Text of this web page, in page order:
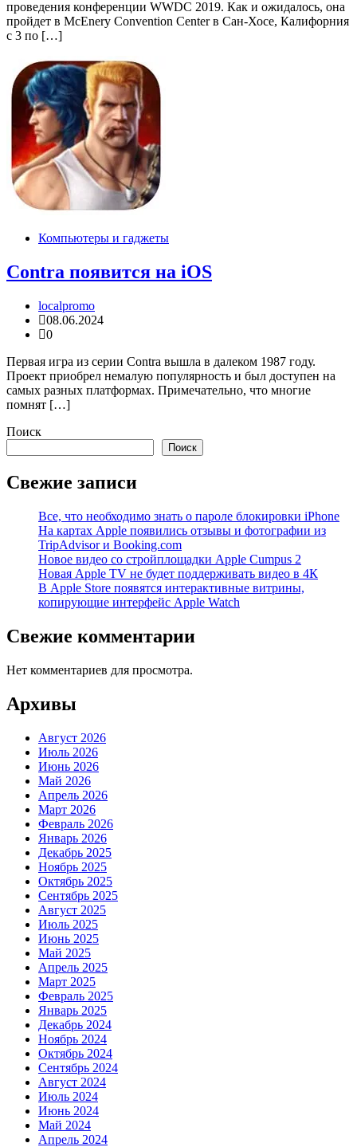
проведения конференции WWDC 2019. Как и ожидалось, она
пройдет в McEnery Convention Center в Сан-Хосе, Калифорния
с 3 по […]
Компьютеры и гаджеты
Contra появится на iOS
localpromo
08.06.2024
0
Первая игра из серии Contra вышла в далеком 1987 году.
Проект приобрел немалую популярность и был доступен на
самых разных платформах. Примечательно, что многие
помнят […]
Поиск
Поиск
Свежие записи
Все, что необходимо знать о пароле блокировки iPhone
На картах Apple появились отзывы и фотографии из
TripAdvisor и Booking.com
Новое видео со стройплощадки Apple Cumpus 2
Новая Apple TV не будет поддерживать видео в 4К
В Apple Store появятся интерактивные витрины,
копирующие интерфейс Apple Watch
Свежие комментарии
Нет комментариев для просмотра.
Архивы
Август 2026
Июль 2026
Июнь 2026
Май 2026
Апрель 2026
Март 2026
Февраль 2026
Январь 2026
Декабрь 2025
Ноябрь 2025
Октябрь 2025
Сентябрь 2025
Август 2025
Июль 2025
Июнь 2025
Май 2025
Апрель 2025
Март 2025
Февраль 2025
Январь 2025
Декабрь 2024
Ноябрь 2024
Октябрь 2024
Сентябрь 2024
Август 2024
Июль 2024
Июнь 2024
Май 2024
Апрель 2024